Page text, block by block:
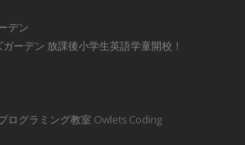
デン
ーデン 放課後小学生英語学童開校！
ログラミング教室 Owlets Coding